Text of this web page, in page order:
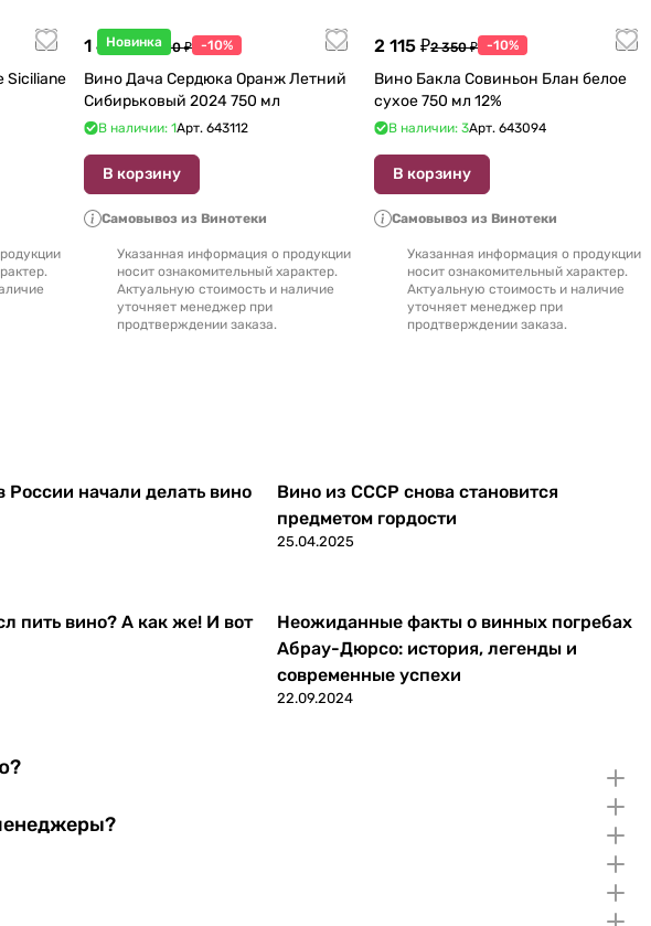
Siciliane
Новинка
1 440 ₽1 600 ₽ -10%
Вино Дача Сердюка Оранж Летний
Сибирьковый 2024 750 мл
В наличии: 1Арт. 643112
В корзину
Самовывоз из Винотеки
Указанная информация о продукции
носит ознакомительный характер.
Актуальную стоимость и наличие
уточняет менеджер при
продтверждении заказа.
2 115 ₽2 350 ₽ -10%
Вино Бакла Совиньон Блан белое
сухое 750 мл 12%
В наличии: 3Арт. 643094
В корзину
Самовывоз из Винотеки
Указанная информация о продукции
носит ознакомительный характер.
Актуальную стоимость и наличие
уточняет менеджер при
продтверждении заказа.
России начали делать вино
Вино из СССР снова становится
предметом гордости
25.04.2025
пить вино? А как же! И вот
Неожиданные факты о винных погребах
Абрау-Дюрсо: история, легенды и
современные успехи
22.09.2024